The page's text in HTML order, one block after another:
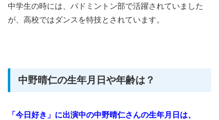
中学生の時には、バドミントン部で活躍されていました
が、高校ではダンスを特技とされています。
中野晴仁の生年月日や年齢は？
「今日好き」に出演中の中野晴仁さんの生年月日は、